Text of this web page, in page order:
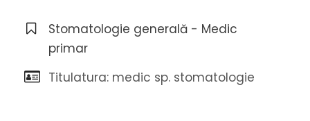
Stomatologie generală - Medic
primar
Titulatura: medic sp. stomatologie